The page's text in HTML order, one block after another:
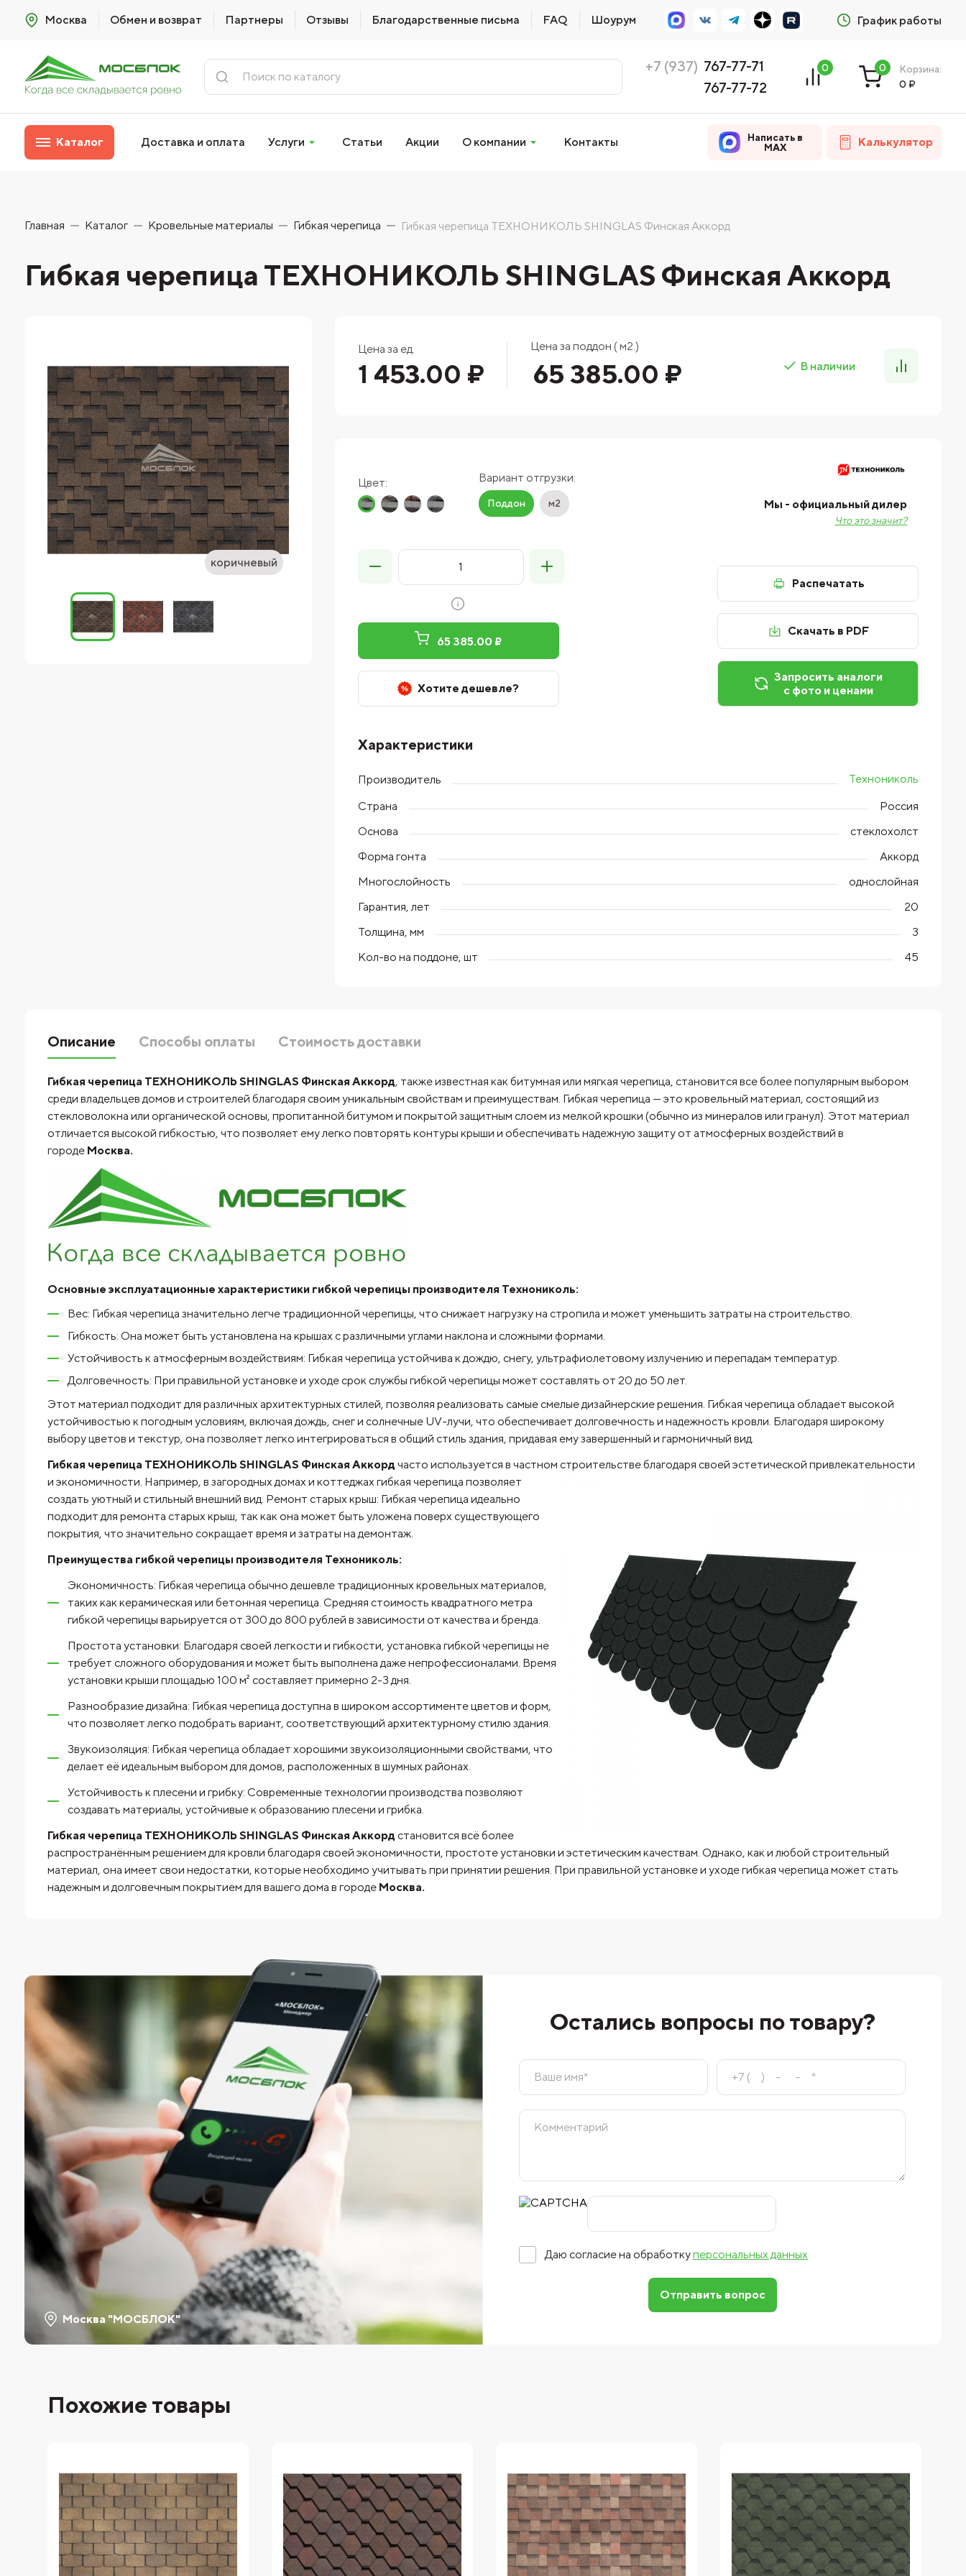
Москва Обмен и возврат Партнеры Отзывы Благодарственные письма FAQ Шоурум График работы
+7 (937) 767-77-71
767-77-72
0 0
Корзина:
0 ₽
Каталог Доставка и оплата Услуги Статьи Акции О компании Контакты
Написать в
MAX
Калькулятор
Главная Каталог Кровельные материалы Гибкая черепица Гибкая черепица ТЕХНОНИКОЛЬ SHINGLAS Финская Аккорд
Гибкая черепица ТЕХНОНИКОЛЬ SHINGLAS Финская Аккорд
красный
Цена за ед.
1 453.00 ₽
Цена за поддон ( м2.)
65 385.00 ₽ В наличии
Цвет: Вариант отгрузки:
Поддон м2 Мы - официальный дилер
Что это значит?
65 385.00 ₽
Хотите дешевле?
Распечатать
Скачать в PDF
Запросить аналоги
с фото и ценами
Характеристики
Производитель
Технониколь
Страна
Россия
Основа
стеклохолст
Форма гонта
Аккорд
Многослойность
однослойная
Гарантия, лет
20
Толщина, мм
3
Кол-во на поддоне, шт
45
Описание Способы оплаты Стоимость доставки
Гибкая черепица ТЕХНОНИКОЛЬ SHINGLAS Финская Аккорд, также известная как битумная или мягкая черепица, становится все более популярным выбором
среди владельцев домов и строителей благодаря своим уникальным свойствам и преимуществам. Гибкая черепица — это кровельный материал, состоящий из
стекловолокна или органической основы, пропитанной битумом и покрытой защитным слоем из мелкой крошки (обычно из минералов или гранул). Этот материал
отличается высокой гибкостью, что позволяет ему легко повторять контуры крыши и обеспечивать надежную защиту от атмосферных воздействий в
городе Москва.
Основные эксплуатационные характеристики гибкой черепицы производителя Технониколь:
Вес: Гибкая черепица значительно легче традиционной черепицы, что снижает нагрузку на стропила и может уменьшить затраты на строительство.
Гибкость: Она может быть установлена на крышах с различными углами наклона и сложными формами.
Устойчивость к атмосферным воздействиям: Гибкая черепица устойчива к дождю, снегу, ультрафиолетовому излучению и перепадам температур.
Долговечность: При правильной установке и уходе срок службы гибкой черепицы может составлять от 20 до 50 лет.
Этот материал подходит для различных архитектурных стилей, позволяя реализовать самые смелые дизайнерские решения. Гибкая черепица обладает высокой
устойчивостью к погодным условиям, включая дождь, снег и солнечные UV-лучи, что обеспечивает долговечность и надежность кровли. Благодаря широкому
выбору цветов и текстур, она позволяет легко интегрироваться в общий стиль здания, придавая ему завершенный и гармоничный вид.
Гибкая черепица ТЕХНОНИКОЛЬ SHINGLAS Финская Аккорд часто используется в частном строительстве благодаря своей эстетической привлекательности
и экономичности. Например, в загородных домах и коттеджах гибкая черепица позволяет
создать уютный и стильный внешний вид. Ремонт старых крыш: Гибкая черепица идеально
подходит для ремонта старых крыш, так как она может быть уложена поверх существующего
покрытия, что значительно сокращает время и затраты на демонтаж.
Преимущества гибкой черепицы производителя Технониколь:
Экономичность: Гибкая черепица обычно дешевле традиционных кровельных материалов,
таких как керамическая или бетонная черепица. Средняя стоимость квадратного метра
гибкой черепицы варьируется от 300 до 800 рублей в зависимости от качества и бренда.
Простота установки: Благодаря своей легкости и гибкости, установка гибкой черепицы не
требует сложного оборудования и может быть выполнена даже непрофессионалами. Время
установки крыши площадью 100 м² составляет примерно 2-3 дня.
Разнообразие дизайна: Гибкая черепица доступна в широком ассортименте цветов и форм,
что позволяет легко подобрать вариант, соответствующий архитектурному стилю здания.
Звукоизоляция: Гибкая черепица обладает хорошими звукоизоляционными свойствами, что
делает её идеальным выбором для домов, расположенных в шумных районах.
Устойчивость к плесени и грибку: Современные технологии производства позволяют
создавать материалы, устойчивые к образованию плесени и грибка.
Гибкая черепица ТЕХНОНИКОЛЬ SHINGLAS Финская Аккорд становится всё более
распространённым решением для кровли благодаря своей экономичности, простоте установки и эстетическим качествам. Однако, как и любой строительный
материал, она имеет свои недостатки, которые необходимо учитывать при принятии решения. При правильной установке и уходе гибкая черепица может стать
надежным и долговечным покрытием для вашего дома в городе Москва.
Москва "МОСБЛОК"
Остались вопросы по товару?
Даю согласие на обработкуперсональных данных
Отправить вопрос
Похожие товары